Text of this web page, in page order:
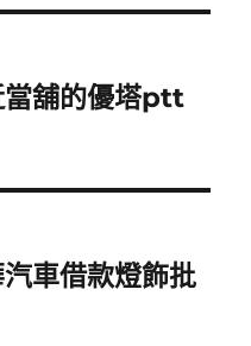
當舖的優塔ptt
車借款燈飾批